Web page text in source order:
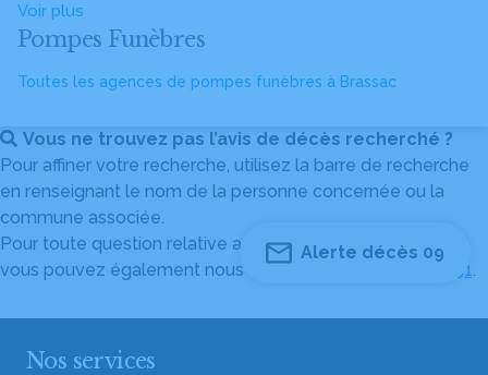
Voir plus
Pompes Funèbres
Toutes les agences de pompes funèbres à Brassac
Vous ne trouvez pas l’avis de décès recherché ?
Pour affiner votre recherche, utilisez la barre de recherche
en renseignant le nom de la personne concernée ou la
commune associée.
Pour toute question relative au fonctionnement du site,
vous pouvez également nous contacter au
04 82 53 51 51.
Alerte décès 09
Nos services